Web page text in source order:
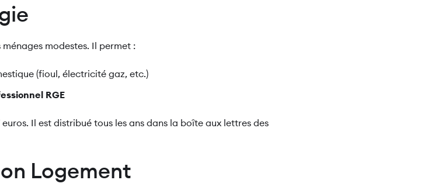
modestes. Il permet :
(fioul, électricité gaz, etc.)
RGE
Il est distribué tous les ans dans la boîte aux lettres des
Logement